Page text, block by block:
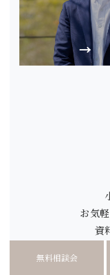
お気
資
無料相談会